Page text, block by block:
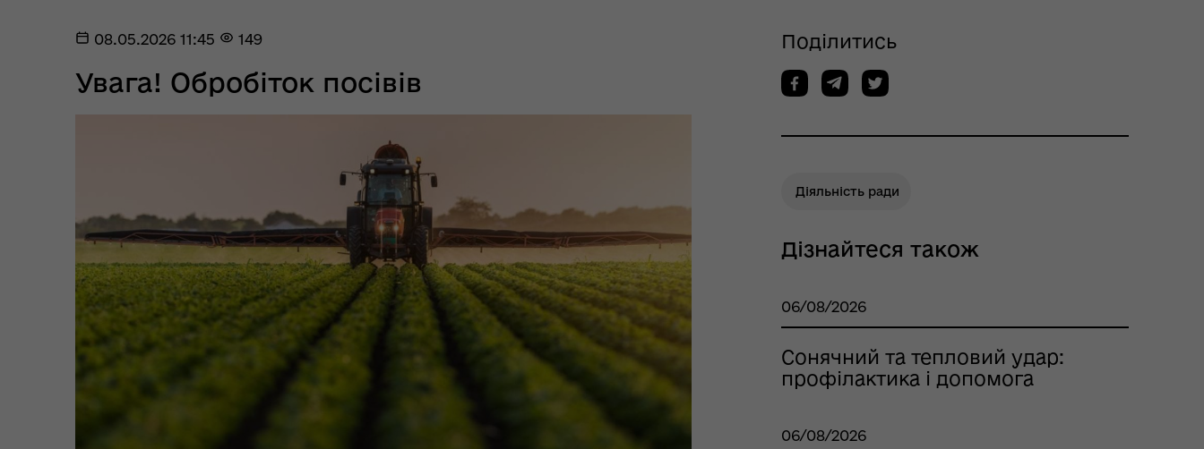
Ради України з прав людини у
єВідновлення
Центр життєстійкості
Кобеляцької громади
08.05.2026 11:45 149
Увага! Обробіток посівів
Поділитись
Діяльність ради
Дізнайтеся також
06/08/2026
Сонячний та тепловий удар:
профілактика і допомога
06/08/2026